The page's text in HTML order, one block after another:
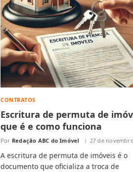
CONTRATOS
Escritura de permuta de
que é e como funciona
Por Redação ABC do Imóvel 27 de
A escritura de permuta de imóveis é o
documento que oficializa a troca de